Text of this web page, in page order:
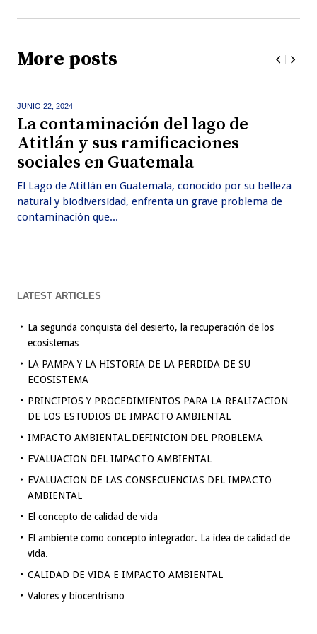
More posts
JUNIO 22,2024
La contaminación del lago de
Atitlán y sus ramificaciones
sociales en Guatemala
El Lago de Atitlán en Guatemala, conocido por su belleza
natural y biodiversidad, enfrenta un grave problema de
contaminación que...
LATEST ARTICLES
La segunda conquista del desierto, la recuperación de los
ecosistemas
LA PAMPA Y LA HISTORIA DE LA PERDIDA DE SU
ECOSISTEMA
PRINCIPIOS Y PROCEDIMIENTOS PARA LA REALIZACION
DE LOS ESTUDIOS DE IMPACTO AMBIENTAL
IMPACTO AMBIENTAL.DEFINICION DEL PROBLEMA
EVALUACION DEL IMPACTO AMBIENTAL
EVALUACION DE LAS CONSECUENCIAS DEL IMPACTO
AMBIENTAL
El concepto de calidad de vida
El ambiente como concepto integrador. La idea de calidad de
vida.
CALIDAD DE VIDA E IMPACTO AMBIENTAL
Valores y biocentrismo